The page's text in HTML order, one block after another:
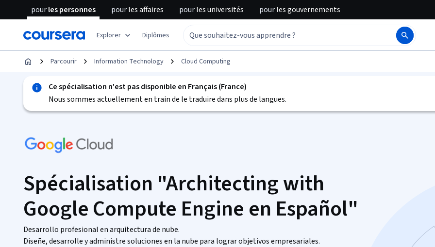
pourles personnes pourles affaires pourles universités pourles gouvernements
Explorer Diplômes
Parcourir Information Technology Cloud Computing
Ce spécialisation n'est pas disponible en Français (France)
Nous sommes actuellement en train de le traduire dans plus de langues.
Spécialisation "Architecting with
Google Compute Engine en Español"
Desarrollo profesional en arquitectura de nube.
Diseñe, desarrolle y administre soluciones en la nube para lograr objetivos empresariales.